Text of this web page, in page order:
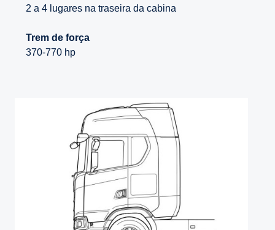
2 a 4 lugares na traseira da cabina
Trem de força
370-770 hp